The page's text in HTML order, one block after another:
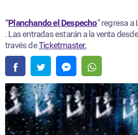
“Planchando el Despecho ” regresa a
. Las entradas estarán a la venta
través deTicketmaster.